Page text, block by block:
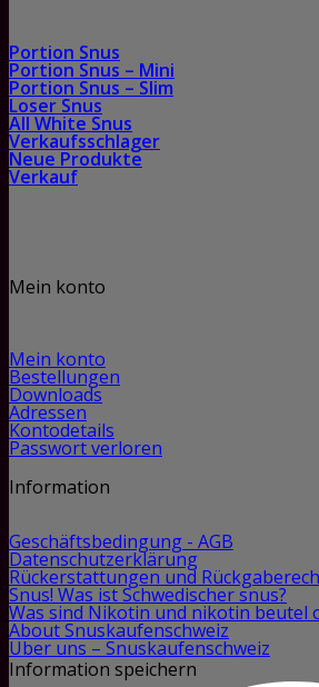
Portion Snus
Portion Snus – Mini
Portion Snus – Slim
Loser Snus
All White Snus
Verkaufsschlager
Neue Produkte
Verkauf
Mein konto
Mein konto
Bestellungen
Downloads
Adressen
Kontodetails
Passwort verloren
Information
Geschäftsbedingung - AGB
Datenschutzerklärung
Rückerstattungen und
Snus! Was ist Schwedischer snus?
Was sind Nikotin und nikotin beutel
About Snuskaufenschweiz
Über uns – Snuskaufenschweiz
Information speichern